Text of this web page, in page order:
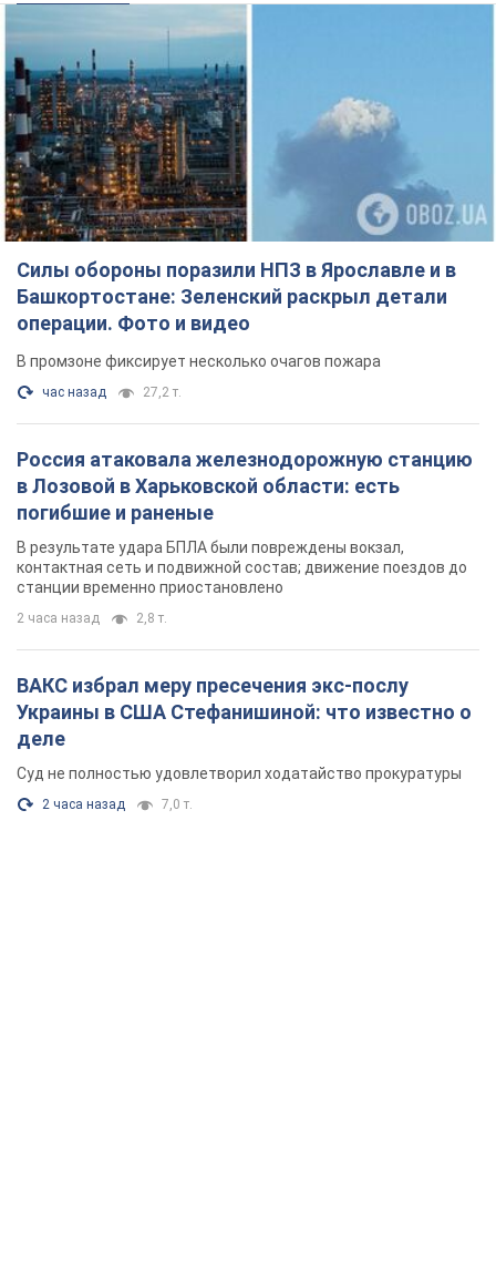
Силы обороны поразили НПЗ в Ярославле и в
Башкортостане: Зеленский раскрыл детали
операции. Фото и видео
В промзоне фиксирует несколько очагов пожара
час назад 27,2 т.
Россия атаковала железнодорожную станцию
в Лозовой в Харьковской области: есть
погибшие и раненые
В результате удара БПЛА были повреждены вокзал,
станции временно приостановлено
2 часа назад 2,8 т.
ВАКС избрал меру пресечения экс-послу
Украины в США Стефанишиной: что известно о
деле
Суд не полностью удовлетворил ходатайство прокуратуры
2 часа назад 7,0 т.